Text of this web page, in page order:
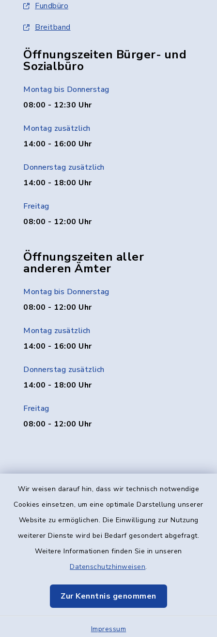
Wir weisen darauf hin, dass wir technisch notwendige
Cookies einsetzen, um eine optimale Darstellung unserer
Website zu ermöglichen. Die Einwilligung zur Nutzung
weiterer Dienste wird bei Bedarf gesondert abgefragt.
Weitere Informationen finden Sie in unseren
Datenschutzhinweisen.
Zur Kenntnis genommen
Impressum
Fundbüro
Breitband
Öffnungszeiten Bürger- und
Sozialbüro
Montag bis Donnerstag
08:00 - 12:30 Uhr
Montag zusätzlich
14:00 - 16:00 Uhr
Donnerstag zusätzlich
14:00 - 18:00 Uhr
Freitag
08:00 - 12:00 Uhr
Öffnungszeiten aller
anderen Ämter
Montag bis Donnerstag
08:00 - 12:00 Uhr
Montag zusätzlich
14:00 - 16:00 Uhr
Donnerstag zusätzlich
14:00 - 18:00 Uhr
Freitag
08:00 - 12:00 Uhr
Kontakt
Datenschutz
Elektronische Kommunikation
Sitemap